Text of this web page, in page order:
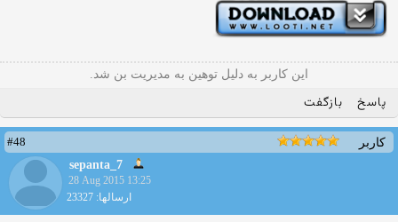
این کاربر به دلیل توهین به مدیریت بن شد.
پاسخ بازگفت
کاربر
#48
sepanta_7
28 Aug 2015 13:25
ارسالها: 23327